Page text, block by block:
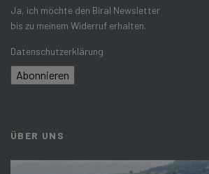
Ja, ich möchte den Biral Newsletter
bis zu meinem Widerruf erhalten.
Datenschutzerklärung
Abonnieren
ÜBER UNS